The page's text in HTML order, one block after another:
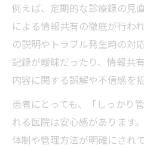
例えば、定期的な診療録の見
による情報共有の徹底が行わ
の説明やトラブル発生時の対
記録が曖昧だったり、情報共
内容に関する誤解や不信感を
患者にとっても、「しっかり
れる医院は安心感があります
体制や管理方法が明確にされ